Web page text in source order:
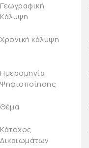
Γεωγραφική
Κάλυψη
Χρονική κάλυψη
Ημερομηνία
Ψηφιοποίησης
Θέμα
Κάτοχος
Δικαιωμάτων